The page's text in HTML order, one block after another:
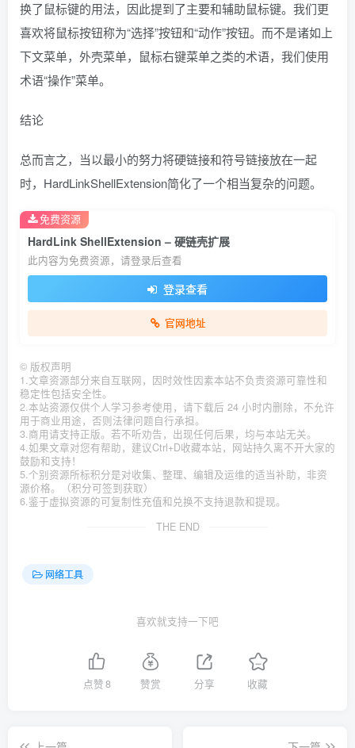
换了鼠标键的用法，因此提到了主要和辅助鼠标键。我们更
喜欢将鼠标按钮称为“选择”按钮和“动作”按钮。而不是诸如上
下文菜单，外壳菜单，鼠标右键菜单之类的术语，我们使用
术语“操作”菜单。
结论
总而言之，当以最小的努力将硬链接和符号链接放在一起
时，HardLinkShellExtension简化了一个相当复杂的问题。
HardLink ShellExtension – 硬链壳扩展
此内容为免费资源，请登录后查看
登录查看
官网地址
免费资源
© 版权声明
1.文章资源部分来自互联网，因时效性因素本站不负责资源可靠性和
稳定性包括安全性。
2.本站资源仅供个人学习参考使用，请下载后 24 小时内删除，不允许
用于商业用途，否则法律问题自行承担。
3.商用请支持正版。若不听劝告，出现任何后果，均与本站无关。
4.如果文章对您有帮助，建议Ctrl+D收藏本站，网站持久离不开大家的
鼓励和支持！
5.个别资源所标积分是对收集、整理、编辑及运维的适当补助，非资
源价格。（积分可签到获取）
6.鉴于虚拟资源的可复制性充值和兑换不支持退款和提现。
THE END
网络工具
喜欢就支持一下吧
点赞8 赞赏 分享 收藏